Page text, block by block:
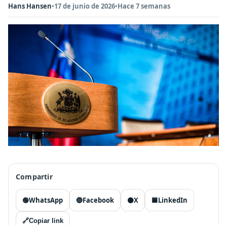
Hans Hansen•17 de junio de 2026•Hace 7 semanas
Compartir
🟢WhatsApp 🔵Facebook ⚫X 🟦LinkedIn
🔗Copiar link